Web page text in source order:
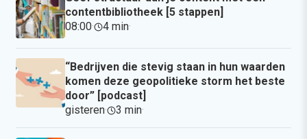
contentbibliotheek [5 stappen]
08:00· 4 min·
“Bedrijven die stevig staan in hun waarden
komen deze geopolitieke storm het beste
door” [podcast]
gisteren· 3 min·